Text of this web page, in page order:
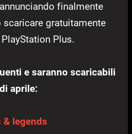
finalmente
gratuitamente
Plus.
e saranno scaricabili
aprile:
& legends